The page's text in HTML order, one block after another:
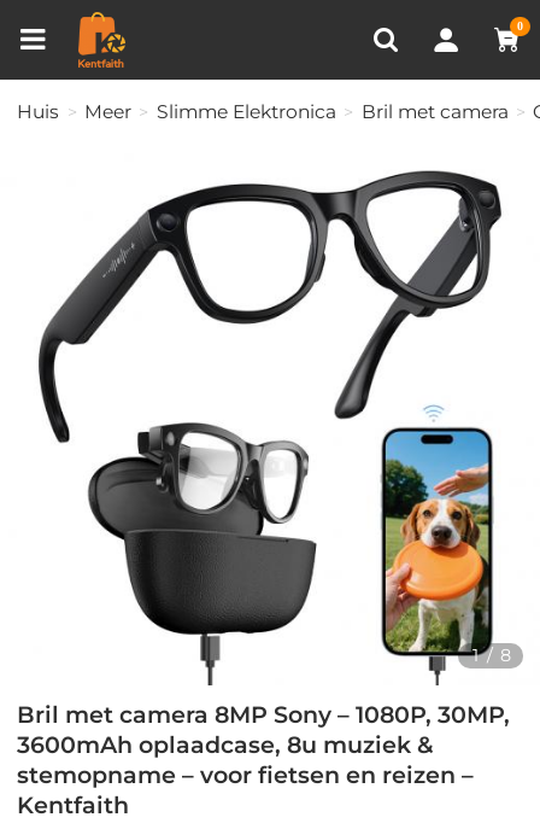
0
RECENT BEKEKEN
Huis Meer Slimme Elektronica Bril met camera
1/ 8
Bril met camera 8MP Sony – 1080P, 30MP,
3600mAh oplaadcase, 8u muziek &
stemopname – voor fietsen en reizen –
Kentfaith